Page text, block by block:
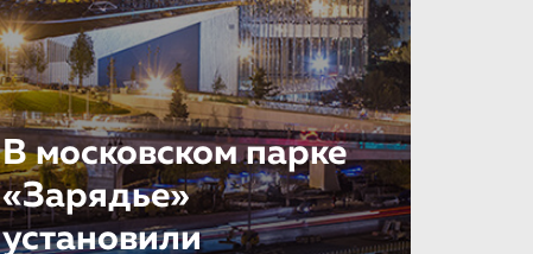
В московском парке
«Зарядье»
установили